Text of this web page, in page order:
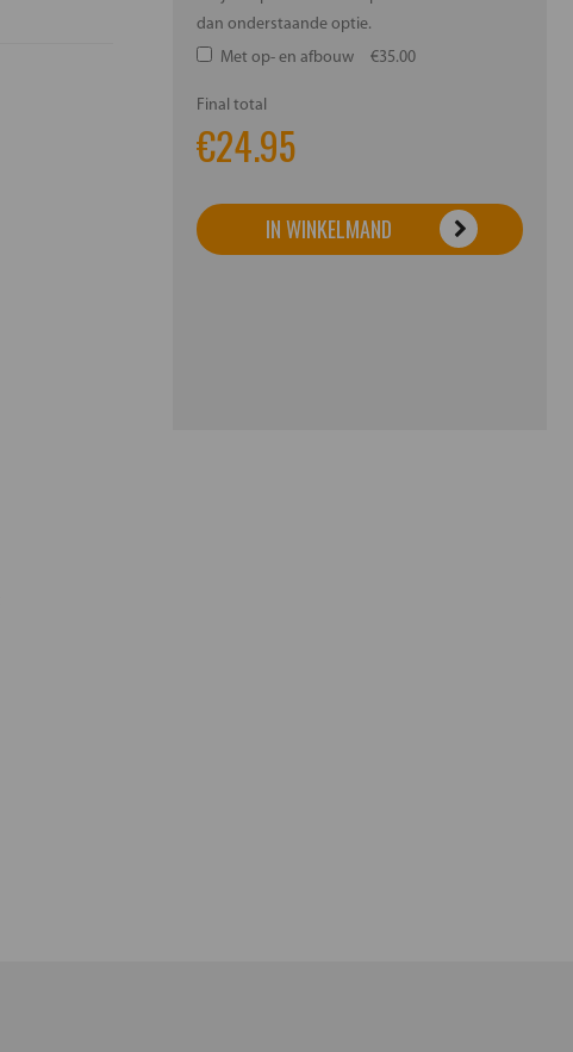
dan onderstaande optie.
Met op- en afbouw
€35.00
Final total
€24.95
IN WINKELMAND